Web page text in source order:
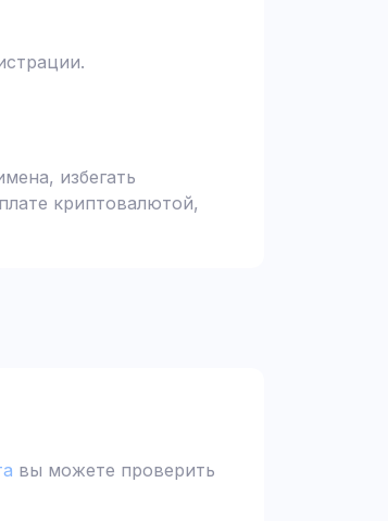
избегать
криптовалютой,
вы можете проверить